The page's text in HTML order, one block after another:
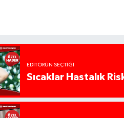
EDITÖRÜN SEÇTIĞI
Sıcaklar Hastalık